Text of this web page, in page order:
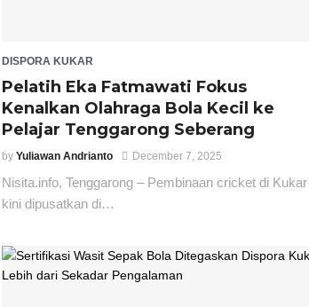
DISPORA KUKAR
Pelatih Eka Fatmawati Fokus
Kenalkan Olahraga Bola Kecil ke
Pelajar Tenggarong Seberang
byYuliawan Andrianto December 7, 2025
Nisita.info, Tenggarong – Pembinaan cricket di Kukar
kini dipusatkan di…